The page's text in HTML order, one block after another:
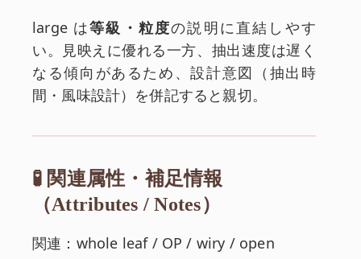
large は等級・粒度の説明に直結しやす
い。見映えに優れる一方、抽出速度は遅く
なる傾向があるため、設計意図（抽出時
間・風味設計）を併記すると親切。
🧪 関連属性・補足情報
（Attributes / Notes）
関連：whole leaf / OP / wiry / open